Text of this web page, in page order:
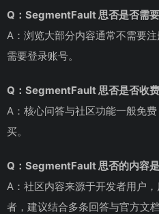
Q：SegmentFault 思否是否需
A：浏览大部分内容通常不需要
需要登录账号。
Q：SegmentFault 思否是否收
A：核心问答与社区功能一般免
买。
Q：SegmentFault 思否的内容
A：社区内容来源于开发者用户
者，建议结合多条回答与官方文档